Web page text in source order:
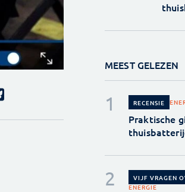
MEEST GELEZEN
RECENSIE
Praktische
VIJF VRAGEN
ENERGIE